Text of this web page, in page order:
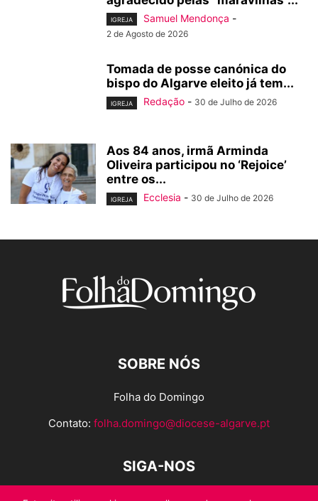
IGREJA Samuel Mendonça -
2 de Agosto de 2026
Tomada de posse canónica do
bispo do Algarve eleito já tem...
IGREJA Redação - 30 de Julho de 2026
Aos 84 anos, irmã Arminda
Oliveira participou no ‘Rejoice’
entre os...
IGREJA Ecclesia - 30 de Julho de 2026
SOBRE NÓS
Folha do Domingo
Contato: folha.domingo@diocese-algarve.pt
SIGA-NOS